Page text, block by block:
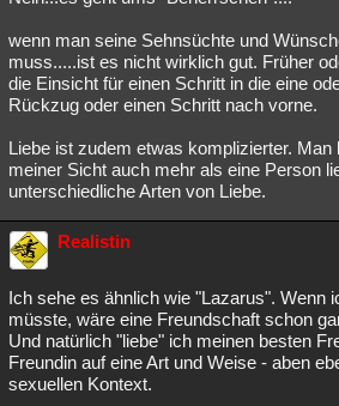
wenn man seine Sehnsüchte und
muss.....ist es nicht wirklich gut. Früher
die Einsicht für einen Schritt in die eine
Rückzug oder einen Schritt nach vorne.
Liebe ist zudem etwas komplizierter. Man
meiner Sicht auch mehr als eine Person
unterschiedliche Arten von Liebe.
Realistin
Ich sehe es ähnlich wie "Lazarus". Wenn
müsste, wäre eine Freundschaft schon
Und natürlich "liebe" ich meinen besten
Freundin auf eine Art und Weise - aben
sexuellen Kontext.